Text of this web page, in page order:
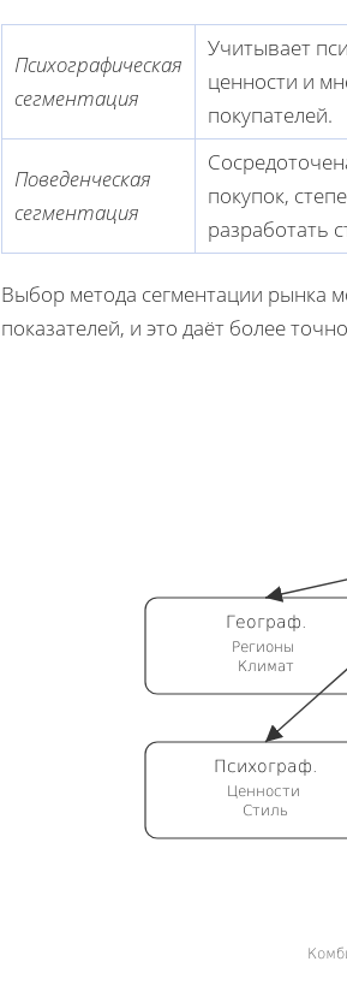
Психографическая
сегментация
Учитывает
ценности и
покупателей.
Поведенческая
сегментация
покупок,
разработать
Выбор метода сегментации рынка
показателей, и это даёт более
Географ.
Регионы
Климат
Психограф.
Ценности
Стиль